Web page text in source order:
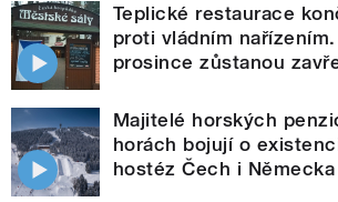
Teplické restaurace
proti vládním
prosince zůstanou
Majitelé horských
horách bojují o
hostéz Čech i Německa